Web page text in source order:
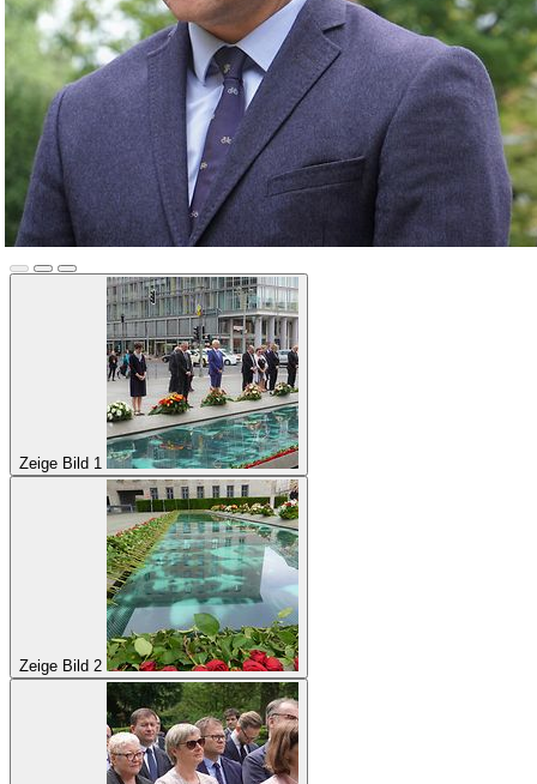
Zeige Bild 1
Zeige Bild 2